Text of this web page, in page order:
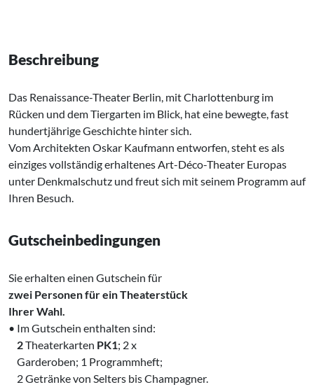
Beschreibung
Das Renaissance-Theater Berlin, mit Charlottenburg im
Rücken und dem Tiergarten im Blick, hat eine bewegte, fast
hundertjährige Geschichte hinter sich.
Vom Architekten Oskar Kaufmann entworfen, steht es als
einziges vollständig erhaltenes Art-Déco-Theater Europas
unter Denkmalschutz und freut sich mit seinem Programm auf
Ihren Besuch.
Gutscheinbedingungen
Sie erhalten einen Gutschein für
zwei Personenfür ein Theaterstück
Ihrer Wahl.
• Im Gutschein enthalten sind:
2Theaterkarten PK1; 2 x
‌ Garderoben; 1 Programmheft;
‌ 2 Getränke von Selters bis Champagner.